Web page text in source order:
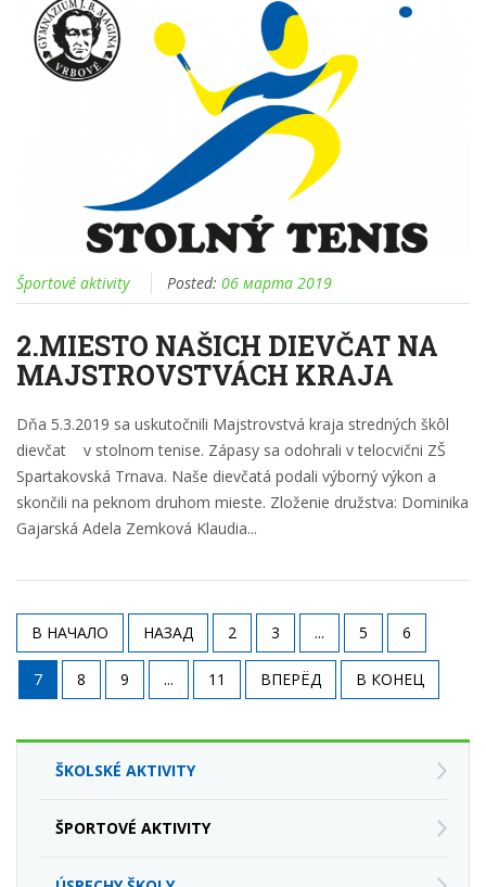
Športové aktivity Posted: 06 марта 2019
2.MIESTO NAŠICH DIEVČAT NA
MAJSTROVSTVÁCH KRAJA
Dňa 5.3.2019 sa uskutočnili Majstrovstvá kraja stredných škôl
dievčat v stolnom tenise. Zápasy sa odohrali v telocvični ZŠ
Spartakovská Trnava. Naše dievčatá podali výborný výkon a
skončili na peknom druhom mieste. Zloženie družstva: Dominika
Gajarská Adela Zemková Klaudia...
В НАЧАЛО НАЗАД 2 3 ... 5 6
7 8 9 ... 11 ВПЕРЁД В КОНЕЦ
ŠKOLSKÉ AKTIVITY
ŠPORTOVÉ AKTIVITY